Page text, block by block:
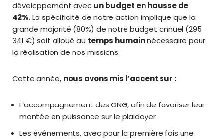
développement avec un budget en hausse de
42%. La spécificité de notre action implique que la
grande majorité (80%) de notre budget annuel (295
341 €) soit alloué au temps humainnécessaire pour
la réalisation de nos missions.
Cette année, nous avons mis l’accent sur :
L’accompagnement des ONG, afin de favoriser leur
montée en puissance sur le plaidoyer
Les événements, avec pour la première fois une